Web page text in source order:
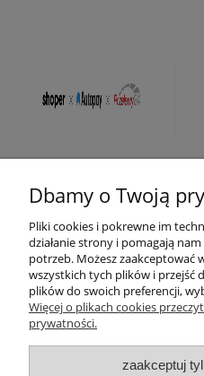
Moje
Płatności
O
Dbamy o Twoją
Pliki cookies i pokrewne im
działanie strony i pomagają
potrzeb. Możesz zaakceptować
wszystkich tych plików i przejść
plików do swoich preferencji,
Więcej o plikach cookies
prywatności.
zaakceptuj